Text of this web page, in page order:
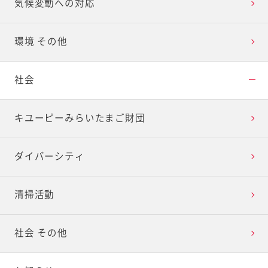
気候変動への対応
環境 その他
社会
キユーピーみらいたまご財団
ダイバーシティ
清掃活動
社会 その他